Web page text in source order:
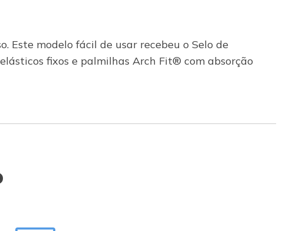
Este modelo fácil de usar recebeu o Selo de
fixos e palmilhas Arch Fit® com absorção